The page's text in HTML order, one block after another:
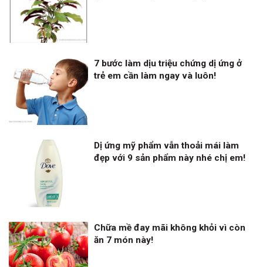
7 bước làm dịu triệu chứng dị ứng ở
trẻ em cần làm ngay và luôn!
Dị ứng mỹ phẩm vẫn thoải mái làm
đẹp với 9 sản phẩm này nhé chị em!
Chữa mề đay mãi không khỏi vì còn
ăn 7 món này!